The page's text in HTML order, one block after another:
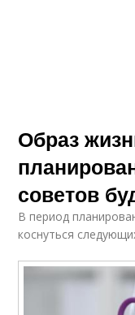
Образ
советов
В период
коснуться